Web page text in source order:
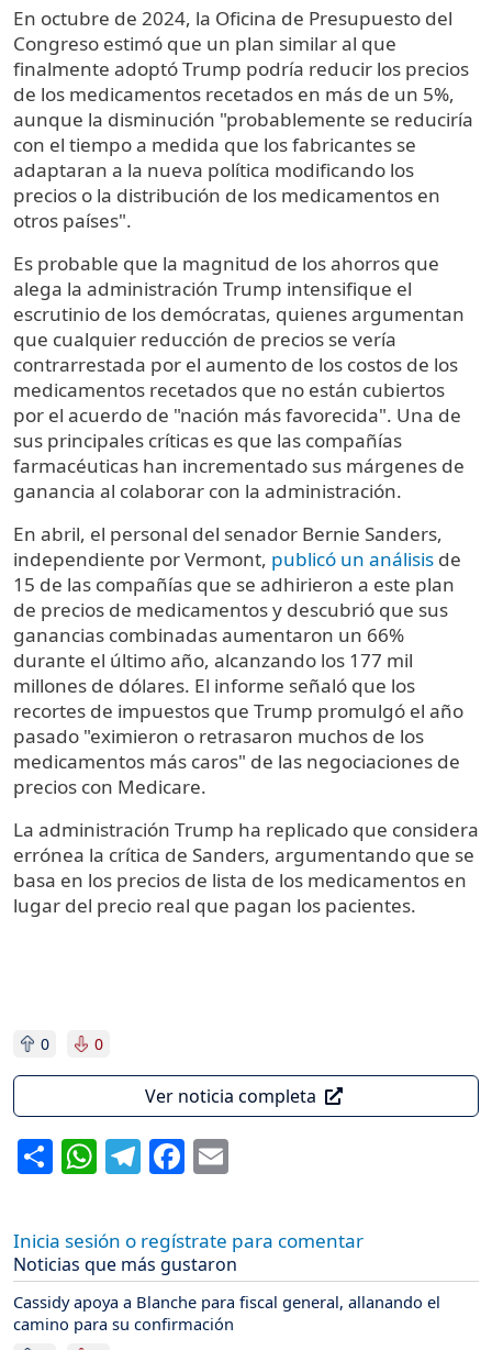
En octubre de 2024, la Oficina de Presupuesto del
Congreso estimó que un plan similar al que
finalmente adoptó Trump podría reducir los precios
de los medicamentos recetados en más de un 5%,
aunque la disminución "probablemente se reduciría
con el tiempo a medida que los fabricantes se
adaptaran a la nueva política modificando los
precios o la distribución de los medicamentos en
otros países".
Es probable que la magnitud de los ahorros que
alega la administración Trump intensifique el
escrutinio de los demócratas, quienes argumentan
que cualquier reducción de precios se vería
contrarrestada por el aumento de los costos de los
medicamentos recetados que no están cubiertos
por el acuerdo de "nación más favorecida". Una de
sus principales críticas es que las compañías
farmacéuticas han incrementado sus márgenes de
ganancia al colaborar con la administración.
En abril, el personal del senador Bernie Sanders,
independiente por Vermont, publicó un análisis de
15 de las compañías que se adhirieron a este plan
de precios de medicamentos y descubrió que sus
ganancias combinadas aumentaron un 66%
durante el último año, alcanzando los 177 mil
millones de dólares. El informe señaló que los
recortes de impuestos que Trump promulgó el año
pasado "eximieron o retrasaron muchos de los
medicamentos más caros" de las negociaciones de
precios con Medicare.
La administración Trump ha replicado que considera
errónea la crítica de Sanders, argumentando que se
basa en los precios de lista de los medicamentos en
lugar del precio real que pagan los pacientes.
0 0
Ver noticia completa
ShareWhatsApp
Telegram
Facebook
Inicia sesión o regístrate para comentar
Noticias que más gustaron
Cassidy apoya a Blanche para fiscal general, allanando el
camino para su confirmación